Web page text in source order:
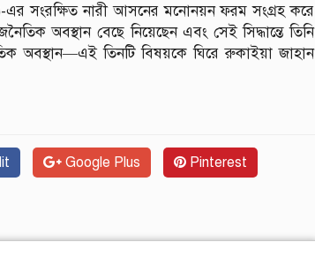
এর সংরক্ষিত নারী আসনের মনোনয়ন ফরম সংগ্রহ করে
অবস্থান বেছে নিয়েছেন এবং সেই সিদ্ধান্তে তিনি
অবস্থান—এই তিনটি বিষয়কে ঘিরে রুকাইয়া জাহান
Google Plus Pinterest